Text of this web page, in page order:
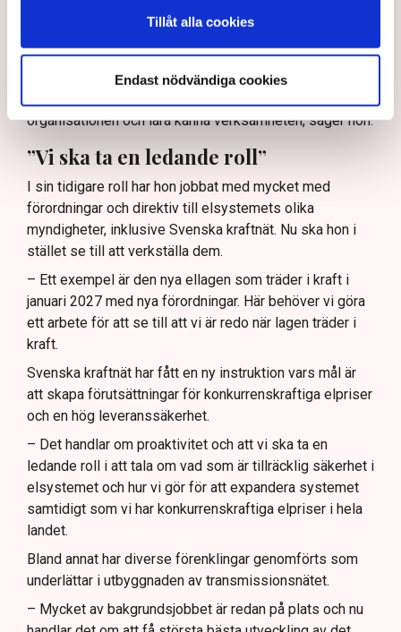
Tillåt alla cookies
Endast nödvändiga cookies
– Driften och att förbereda sig för vintern är ju förstås
alltid en prioriterad fråga. Det kan ju komma att bli olika
scenarier beroende på hur omvärldsläget utvecklar sig.
organisationen och lära känna verksamheten, säger hon.
”Vi ska ta en ledande roll”
I sin tidigare roll har hon jobbat med mycket med
förordningar och direktiv till elsystemets olika
myndigheter, inklusive Svenska kraftnät. Nu ska hon i
stället se till att verkställa dem.
– Ett exempel är den nya ellagen som träder i kraft i
januari 2027 med nya förordningar. Här behöver vi göra
ett arbete för att se till att vi är redo när lagen träder i
kraft.
Svenska kraftnät har fått en ny instruktion vars mål är
att skapa förutsättningar för konkurrenskraftiga elpriser
och en hög leveranssäkerhet.
– Det handlar om proaktivitet och att vi ska ta en
ledande roll i att tala om vad som är tillräcklig säkerhet i
elsystemet och hur vi gör för att expandera systemet
samtidigt som vi har konkurrenskraftiga elpriser i hela
landet.
Bland annat har diverse förenklingar genomförts som
underlättar i utbyggnaden av transmissionsnätet.
– Mycket av bakgrundsjobbet är redan på plats och nu